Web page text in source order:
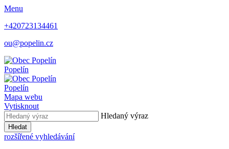
Menu
+420723134461
ou@popelin.cz
Popelín
Popelín
Mapa webu
Vytisknout
Hledaný výraz
Hledat
rozšířené vyhledávání